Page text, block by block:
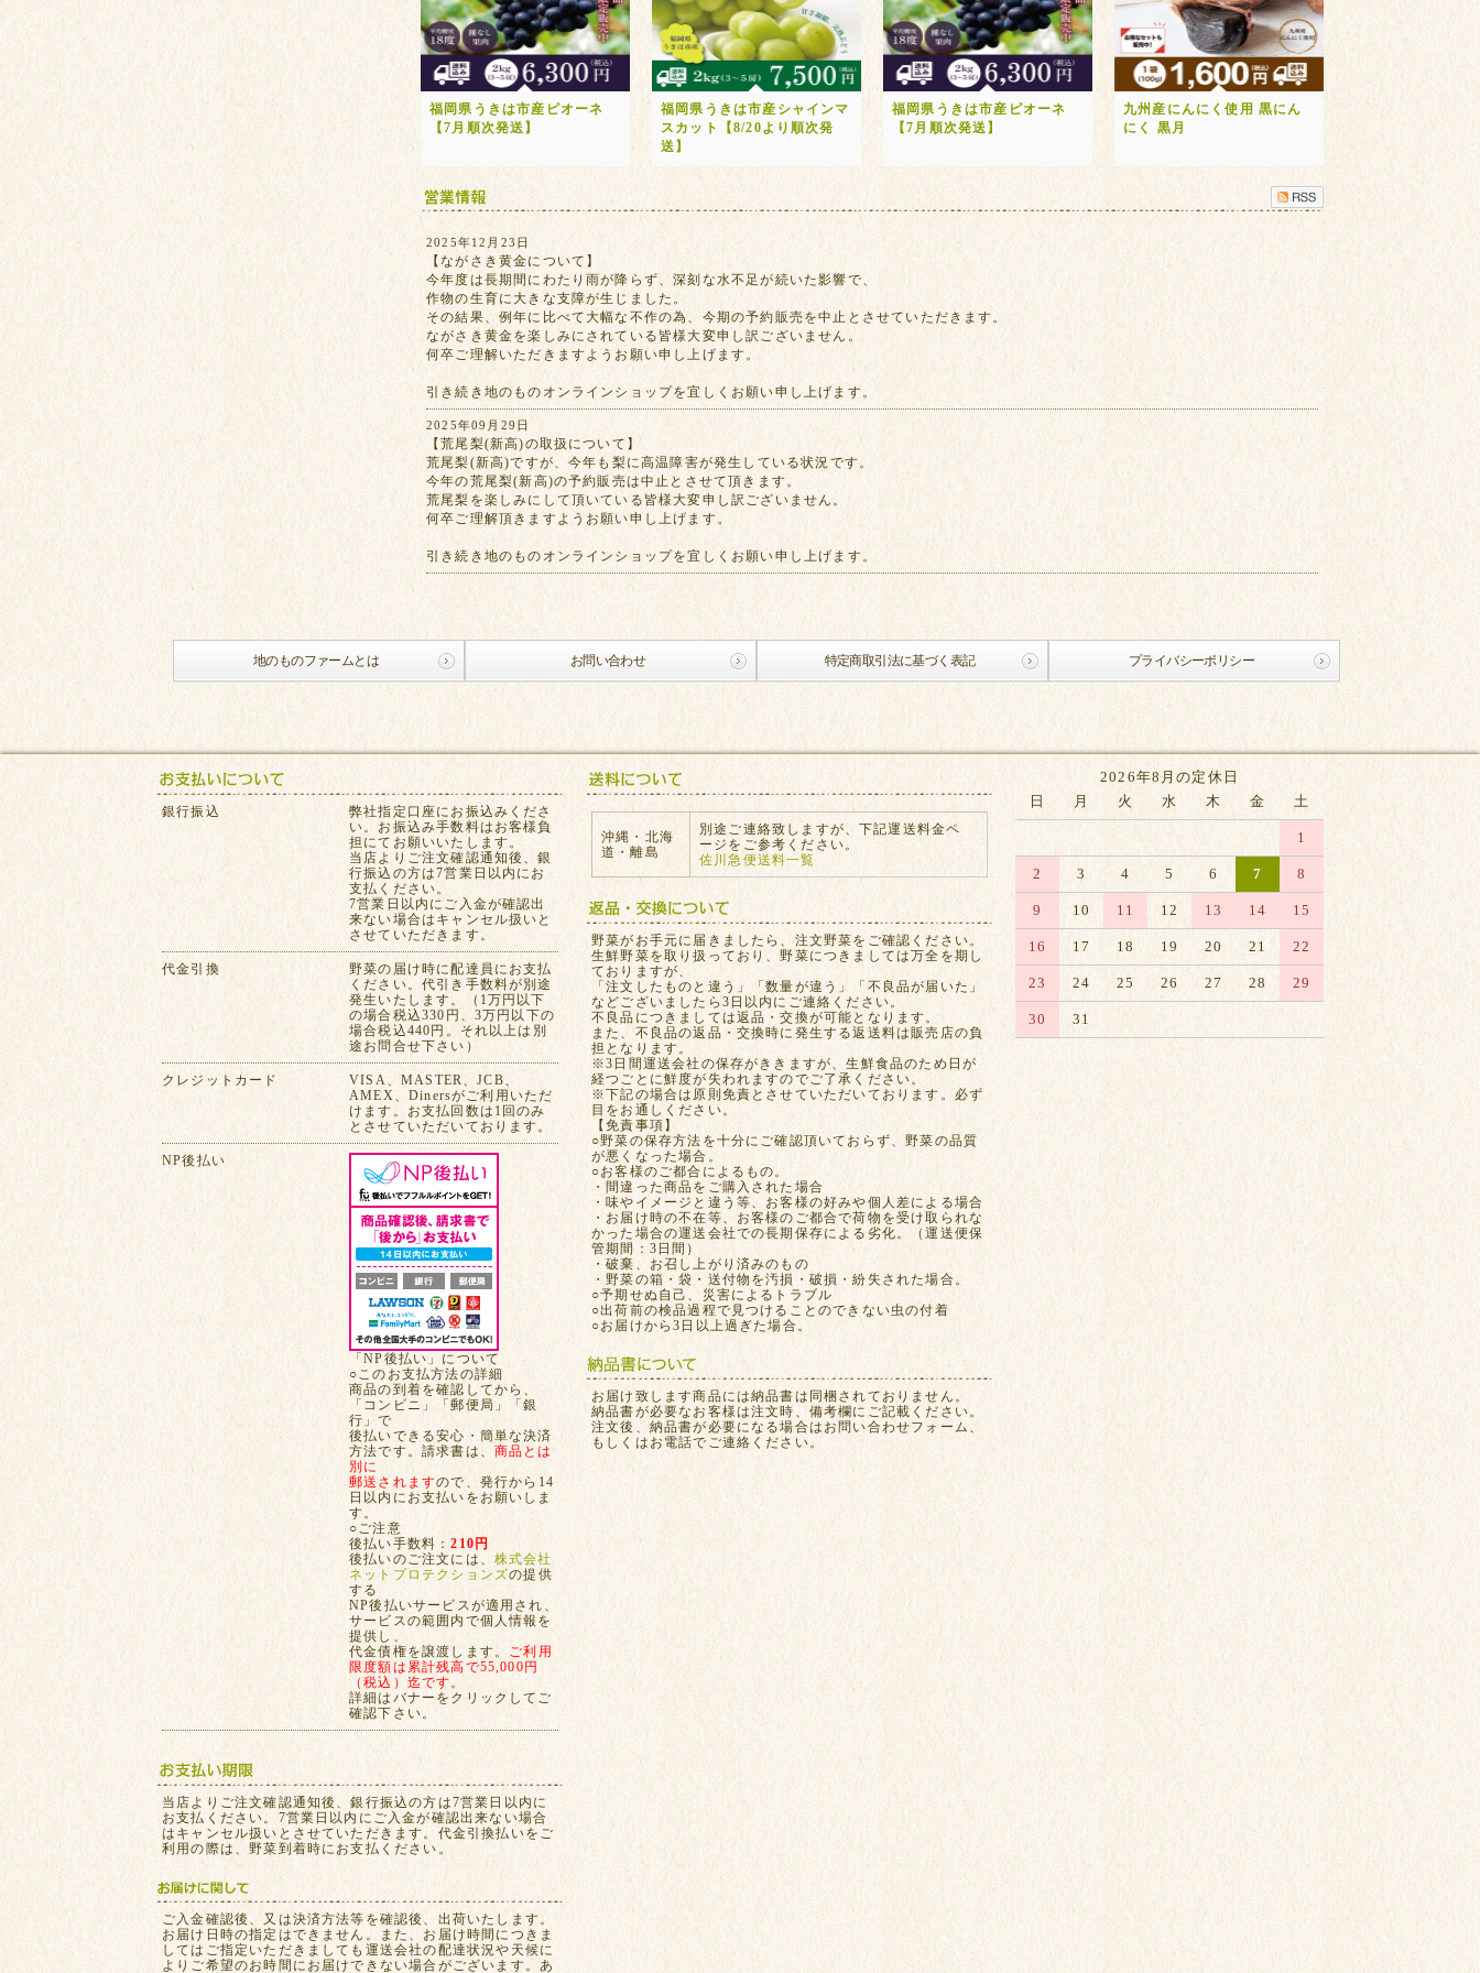
福岡県うきは市産ピオーネ
【7月順次発送】
福岡県うきは市産シャインマ
スカット【8/20より順次発
送】
福岡県うきは市産ピオーネ
【7月順次発送】
九州産にんにく使用 黒にん
にく 黒月
2025年12月23日
【ながさき黄金について】
今年度は長期間にわたり雨が降らず、深刻な水不足が続いた影響で、
作物の生育に大きな支障が生じました。
その結果、例年に比べて大幅な不作の為、今期の予約販売を中止とさせていただきます。
ながさき黄金を楽しみにされている皆様大変申し訳ございません。
何卒ご理解いただきますようお願い申し上げます。
引き続き地のものオンラインショップを宜しくお願い申し上げます。
2025年09月29日
【荒尾梨(新高)の取扱について】
荒尾梨(新高)ですが、今年も梨に高温障害が発生している状況です。
今年の荒尾梨(新高)の予約販売は中止とさせて頂きます。
荒尾梨を楽しみにして頂いている皆様大変申し訳ございません。
何卒ご理解頂きますようお願い申し上げます。
引き続き地のものオンラインショップを宜しくお願い申し上げます。
地のものファームとは お問い合わせ 特定商取引法に基づく表記 プライバシーポリシー
2026年8月の定休日
日
月 火 水 木 金 土
1
2 3 4 5 6 7 8
9 10 11 12 13 14 15
16 17 18 19 20 21 22
23 24 25 26 27 28 29
30 31
銀行振込
弊社指定口座にお振込みくださ
い。お振込み手数料はお客様負
担にてお願いいたします。
当店よりご注文確認通知後、銀
行振込の方は7営業日以内にお
支払ください。
7営業日以内にご入金が確認出
来ない場合はキャンセル扱いと
させていただきます。
代金引換
野菜の届け時に配達員にお支払
ください。代引き手数料が別途
発生いたします。（1万円以下
の場合税込330円、3万円以下の
場合税込440円。それ以上は別
途お問合せ下さい）
クレジットカード
VISA、MASTER、JCB、
AMEX、Dinersがご利用いただ
けます。お支払回数は1回のみ
とさせていただいております。
NP後払い
「NP後払い」について
○このお支払方法の詳細
商品の到着を確認してから、
「コンビニ」「郵便局」「銀
行」で
後払いできる安心・簡単な決済
方法です。請求書は、 商品とは
別に
郵送されますので、発行から14
日以内にお支払いをお願いしま
す。
○ご注意
後払い手数料：210円
後払いのご注文には、 株式会社
ネットプロテクションズの提供
する
NP後払いサービスが適用され、
サービスの範囲内で個人情報を
提供し、
代金債権を譲渡します。 ご利用
限度額は累計残高で55,000円
（税込）迄です。
詳細はバナーをクリックしてご
確認下さい。
当店よりご注文確認通知後、銀行振込の方は7営業日以内に
お支払ください。7営業日以内にご入金が確認出来ない場合
はキャンセル扱いとさせていただきます。代金引換払いをご
利用の際は、野菜到着時にお支払ください。
ご入金確認後、又は決済方法等を確認後、出荷いたします。
お届け日時の指定はできません。また、お届け時間につきま
してはご指定いただきましても運送会社の配達状況や天候に
よりご希望のお時間にお届けできない場合がございます。あ
沖縄・北海
道・離島
別途ご連絡致しますが、下記運送料金ペ
ージをご参考ください。
佐川急便送料一覧
野菜がお手元に届きましたら、注文野菜をご確認ください。
生鮮野菜を取り扱っており、野菜につきましては万全を期し
ておりますが、
「注文したものと違う」「数量が違う」「不良品が届いた」
などございましたら3日以内にご連絡ください。
不良品につきましては返品・交換が可能となります。
また、不良品の返品・交換時に発生する返送料は販売店の負
担となります。
※3日間運送会社の保存がききますが、生鮮食品のため日が
経つごとに鮮度が失われますのでご了承ください。
※下記の場合は原則免責とさせていただいております。必ず
目をお通しください。
【免責事項】
○野菜の保存方法を十分にご確認頂いておらず、野菜の品質
が悪くなった場合。
○お客様のご都合によるもの。
・間違った商品をご購入された場合
・味やイメージと違う等、お客様の好みや個人差による場合
・お届け時の不在等、お客様のご都合で荷物を受け取られな
かった場合の運送会社での長期保存による劣化。（運送便保
管期間：3日間）
・破棄、お召し上がり済みのもの
・野菜の箱・袋・送付物を汚損・破損・紛失された場合。
○予期せぬ自己、災害によるトラブル
○出荷前の検品過程で見つけることのできない虫の付着
○お届けから3日以上過ぎた場合。
お届け致します商品には納品書は同梱されておりません。
納品書が必要なお客様は注文時、備考欄にご記載ください。
注文後、納品書が必要になる場合はお問い合わせフォーム、
もしくはお電話でご連絡ください。